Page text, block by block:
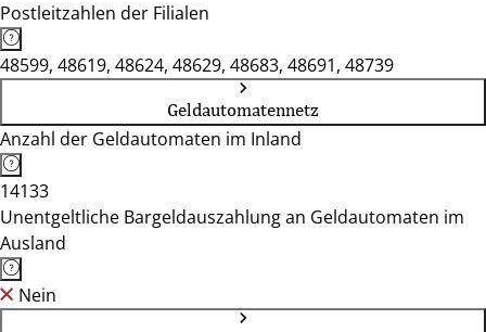
Postleitzahlen der Filialen
48599, 48619, 48624, 48629, 48683, 48691, 48739
Geldautomatennetz
Anzahl der Geldautomaten im Inland
14133
Unentgeltliche Bargeldauszahlung an Geldautomaten im
Ausland
Nein